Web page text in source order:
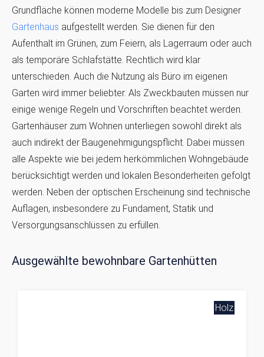
Grundfläche können moderne Modelle bis zum Designer
Gartenhaus aufgestellt werden. Sie dienen für den
Aufenthalt im Grünen, zum Feiern, als Lagerraum oder auch
als temporäre Schlafstätte. Rechtlich wird klar
unterschieden. Auch die Nutzung als Büro im eigenen
Garten wird immer beliebter. Als Zweckbauten müssen nur
einige wenige Regeln und Vorschriften beachtet werden.
Gartenhäuser zum Wohnen unterliegen sowohl direkt als
auch indirekt der Baugenehmigungspflicht. Dabei müssen
alle Aspekte wie bei jedem herkömmlichen Wohngebäude
berücksichtigt werden und lokalen Besonderheiten gefolgt
werden. Neben der optischen Erscheinung sind technische
Auflagen, insbesondere zu Fundament, Statik und
Versorgungsanschlüssen zu erfüllen.
Ausgewählte bewohnbare Gartenhütten
Holz